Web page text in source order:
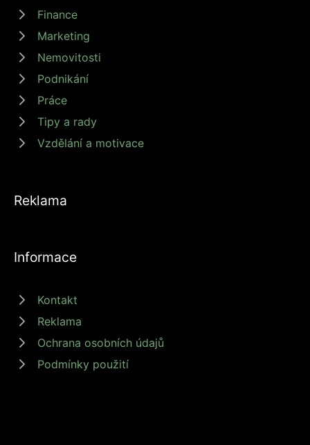
Finance
Marketing
Nemovitosti
Podnikání
Práce
Tipy a rady
Vzdělání a motivace
Reklama
Informace
Kontakt
Reklama
Ochrana osobních údajů
Podmínky použití